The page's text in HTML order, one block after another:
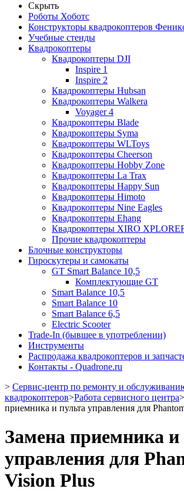
Скрыть
Роботы Хоботс
Конструкторы квадрокоптеров
Учебные стенды
Квадрокоптеры
Квадрокоптеры DJI
Inspire 1
Inspire 2
Квадрокоптеры Hubsan
Квадрокоптеры Walkera
Voyager 4
Квадрокоптеры Blade
Квадрокоптеры Syma
Квадрокоптеры WLToys
Квадрокоптеры Cheerson
Квадрокоптеры Hobby Zone
Квадрокоптеры La Trax
Квадрокоптеры Happy Sun
Квадрокоптеры Himoto
Квадрокоптеры Nine Eagles
Квадрокоптеры Ehang
Квадрокоптеры XIRO
Прочие квадрокоптеры
Блочные конструкторы
Гироскутеры и самокаты
GT Smart Balance 10,5
Комплектующие GT
Smart Balance 10,5
Smart Balance 10
Smart Balance 6,5
Electric Scooter
Trade-In (бывшее в употреблении)
Инструменты
Распродажа квадрокоптеров и
Контакты - Quadrone.ru
> Сервис-центр по ремонту и
квадрокоптеров>Работа сервисного центра>
приемника и пульта управления для
Замена приемника и
управления для
Vision Plus